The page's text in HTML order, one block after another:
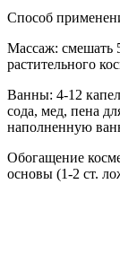
Способ
Массаж: смешать
растительного
Ванны: 4-12
сода, мед, пена
наполненную
Обогащение
основы (1-2 ст.